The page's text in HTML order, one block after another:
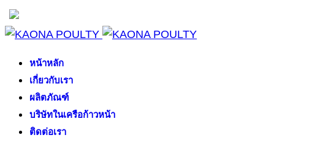
หน้าหลัก
เกี่ยวกับเรา
ผลิตภัณฑ์
บริษัทในเครือก้าวหน้า
ติดต่อเรา